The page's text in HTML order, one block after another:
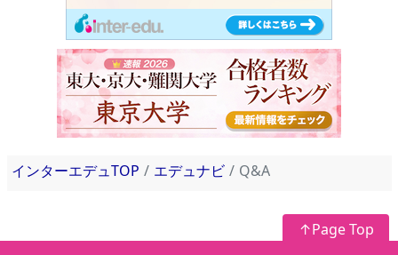
インターエデュTOP エデュナビ Q&A
↑Page Top